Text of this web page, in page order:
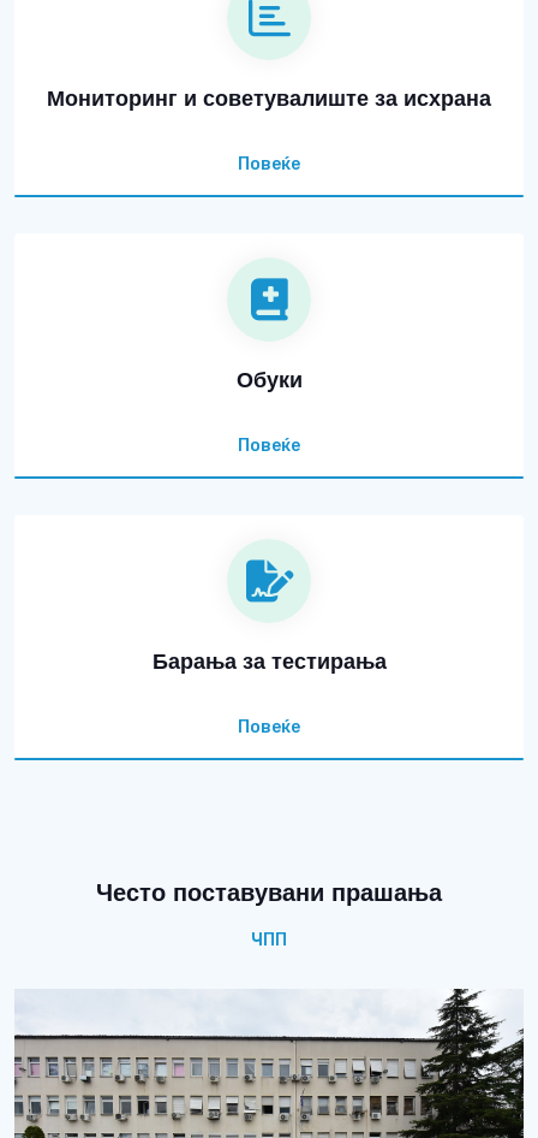
Мониторинг и советувалиште за исхрана
Повеќе
Обуки
Повеќе
Барања за тестирања
Повеќе
Често поставувани прашања
ЧПП